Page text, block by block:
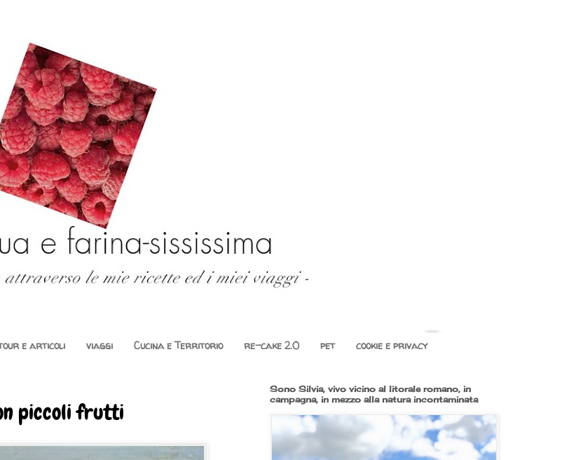
e articoli viaggi Cucina e Territorio re-cake 2.0 pet cookie e privacy
piccoli frutti
Sono Silvia, vivo vicino al litorale romano, in
campagna, in mezzo alla natura incontaminata